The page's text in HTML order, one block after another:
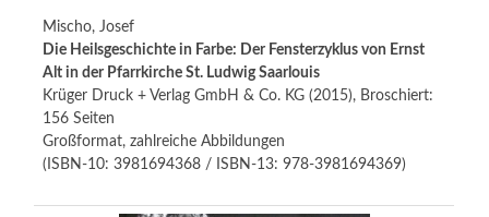
Mischo, Josef
Die Heilsgeschichte in Farbe: Der Fensterzyklus von Ernst
Alt in der Pfarrkirche St. Ludwig Saarlouis
Krüger Druck + Verlag GmbH & Co. KG (2015), Broschiert:
156 Seiten
Großformat, zahlreiche Abbildungen
(ISBN-10: 3981694368 / ISBN-13: 978-3981694369)